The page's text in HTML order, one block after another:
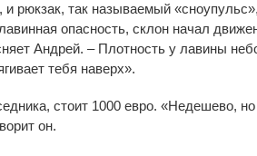
рюкзак, так называемый
опасность, склон начал
Андрей. – Плотность у лавины
тебя наверх».
стоит 1000 евро. «Недешево,
он.